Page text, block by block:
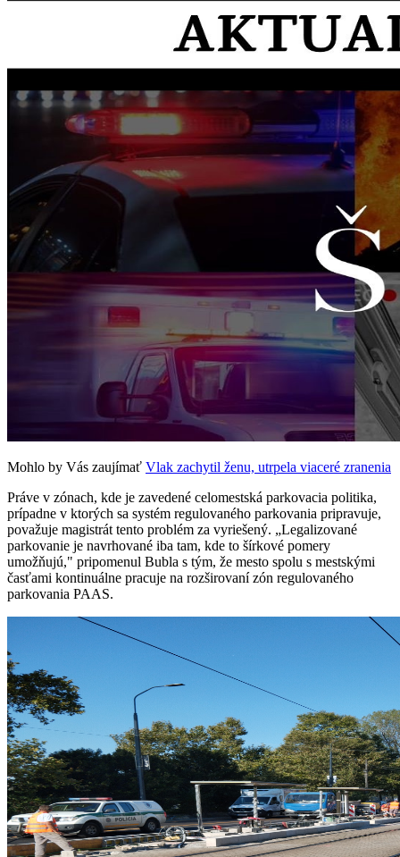
Mohlo by Vás zaujímať Vlak zachytil ženu, utrpela viaceré zranenia
Práve v zónach, kde je zavedené celomestská parkovacia politika,
prípadne v ktorých sa systém regulovaného parkovania pripravuje,
považuje magistrát tento problém za vyriešený. „Legalizované
parkovanie je navrhované iba tam, kde to šírkové pomery
umožňujú," pripomenul Bubla s tým, že mesto spolu s mestskými
časťami kontinuálne pracuje na rozširovaní zón regulovaného
parkovania PAAS.